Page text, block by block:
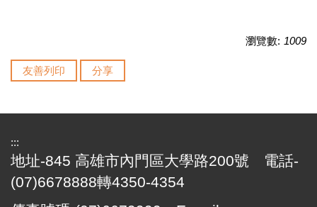
瀏覽數: 1009
友善列印 分享
:::
地址-845 高雄市內門區大學路200號 電話-
(07)6678888轉4350-4354